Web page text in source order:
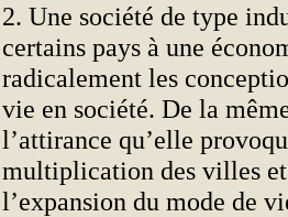
2. Une société de type
certains pays à une
radicalement les
vie en société. De la
l’attirance qu’elle
multiplication des villes
l’expansion du mode de